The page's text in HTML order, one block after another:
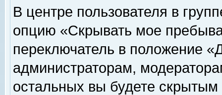
В центре пользователя в
опцию «Скрывать мое
переключатель в положение
администраторам,
остальных вы будете скрытым